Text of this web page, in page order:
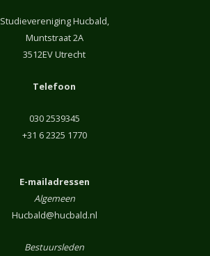
Studievereniging Hucbald,
Muntstraat 2A
3512EV Utrecht
Telefoon
030 2539345
+31 6 2325 1770
E-mailadressen
Algemeen
Hucbald@hucbald.nl
Bestuursleden